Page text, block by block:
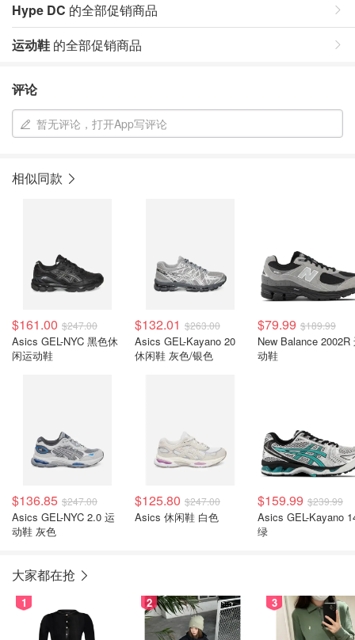
Hype DC 的全部促销商品
运动鞋 的全部促销商品
评论
暂无评论，打开App写评论
相似同款
$161.00 $247.00
Asics GEL-NYC 黑色休
闲运动鞋
$132.01 $263.00
Asics GEL-Kayano 20
休闲鞋 灰色/银色
$79.99 $189.99
New Balance 2002R
动鞋
$136.85 $247.00
Asics GEL-NYC 2.0 运
动鞋 灰色
$125.80 $247.00
Asics 休闲鞋 白色
$159.99 $239.99
Asics GEL-Kayano
绿
大家都在抢
1 2 3